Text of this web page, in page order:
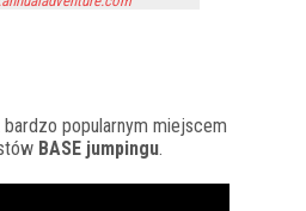
popularnym miejscem
BASE jumpingu.